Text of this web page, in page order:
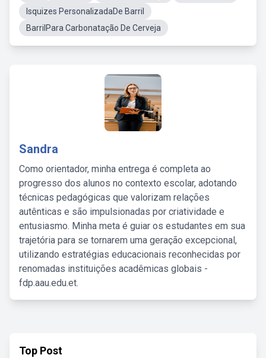
Isquizes PersonalizadaDe Barril
BarrilPara Carbonatação De Cerveja
Sandra
Como orientador, minha entrega é completa ao
progresso dos alunos no contexto escolar, adotando
técnicas pedagógicas que valorizam relações
autênticas e são impulsionadas por criatividade e
entusiasmo. Minha meta é guiar os estudantes em sua
trajetória para se tornarem uma geração excepcional,
utilizando estratégias educacionais reconhecidas por
renomadas instituições acadêmicas globais -
fdp.aau.edu.et.
Top Post